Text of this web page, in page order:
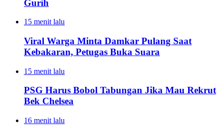
Gurih
15 menit lalu
Viral Warga Minta Damkar Pulang Saat
Kebakaran, Petugas Buka Suara
15 menit lalu
PSG Harus Bobol Tabungan Jika Mau Rekrut
Bek Chelsea
16 menit lalu